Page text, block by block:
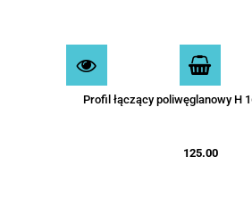
Profil łączący poliwęglanowy H
125.00